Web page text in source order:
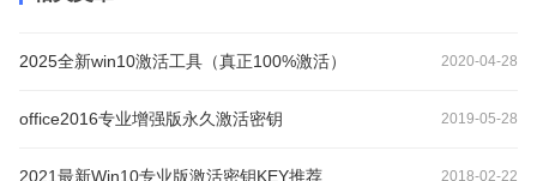
2025全新win10激活工具（真正100%激活） 2020-04-28
office2016专业增强版永久激活密钥 2019-05-28
2021最新Win10专业版激活密钥KEY推荐 2018-02-22